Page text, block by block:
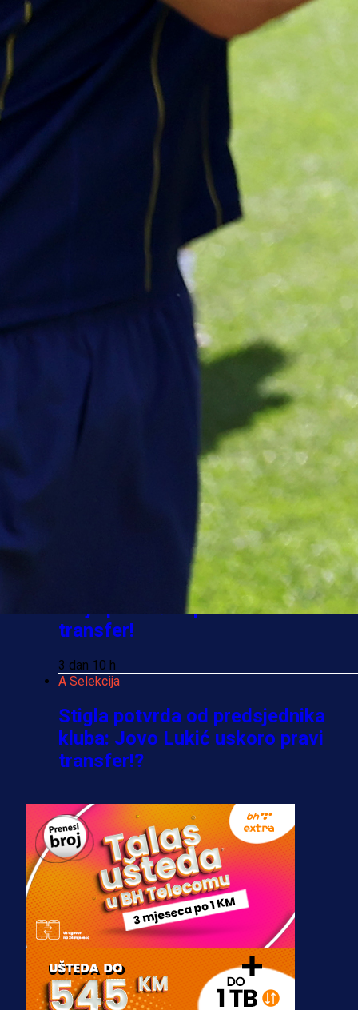
Najnovije
A Selekcija
Sve je gotovo: Edin Džeko donio
odluku, evo gdje nastavlja
1 sedmica 4 dan
Ovo niko nije očekivao: Nikola
Vasilj iznenadio izborom novog
Jovo Lukić ima novi klub: Trener
Cluja praktično potvrdio veliki
transfer!
3 dan 10 h
A Selekcija
Stigla potvrda od predsjednika
kluba: Jovo Lukić uskoro pravi
transfer!?
A Selekcija
Zmajevi dobili veliko pojačanje:
Fudbaler Olympiacosa želi obući
dres BiH!
3 sedmica 3 dan
Premijer liga BiH
Misimović priveden: SIPA ga tereti
za pranje novca, pretresaju